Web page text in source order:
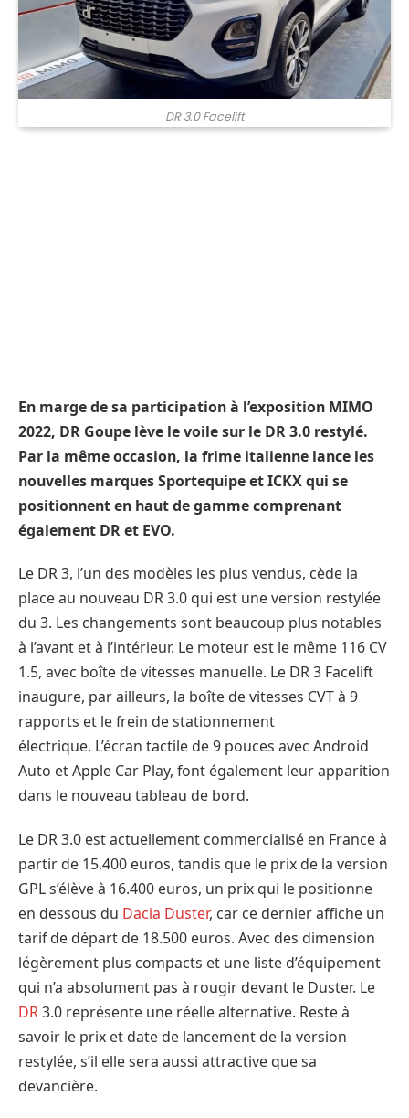
DR 3.0 Facelift
En marge de sa participation à l’exposition MIMO
2022, DR Goupe lève le voile sur le DR 3.0 restylé.
Par la même occasion, la frime italienne lance les
nouvelles marques Sportequipe et ICKX qui se
positionnent en haut de gamme comprenant
également DR et EVO.
Le DR 3, l’un des modèles les plus vendus, cède la
place au nouveau DR 3.0 qui est une version restylée
du 3. Les changements sont beaucoup plus notables
à l’avant et à l’intérieur. Le moteur est le même 116 CV
1.5, avec boîte de vitesses manuelle. Le DR 3 Facelift
inaugure, par ailleurs, la boîte de vitesses CVT à 9
rapports et le frein de stationnement
électrique. L’écran tactile de 9 pouces avec Android
Auto et Apple Car Play, font également leur apparition
dans le nouveau tableau de bord.
Le DR 3.0 est actuellement commercialisé en France à
partir de 15.400 euros, tandis que le prix de la version
GPL s’élève à 16.400 euros, un prix qui le positionne
en dessous du Dacia Duster, car ce dernier affiche un
tarif de départ de 18.500 euros. Avec des dimension
légèrement plus compacts et une liste d’équipement
qui n’a absolument pas à rougir devant le Duster. Le
DR3.0 représente une réelle alternative. Reste à
savoir le prix et date de lancement de la version
restylée, s’il elle sera aussi attractive que sa
devancière.